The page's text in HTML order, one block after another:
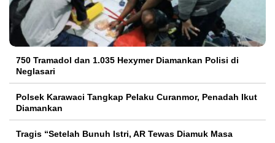
750 Tramadol dan 1.035 Hexymer Diamankan Polisi di
Neglasari
Polsek Karawaci Tangkap Pelaku Curanmor, Penadah Ikut
Diamankan
Tragis “Setelah Bunuh Istri, AR Tewas Diamuk Masa